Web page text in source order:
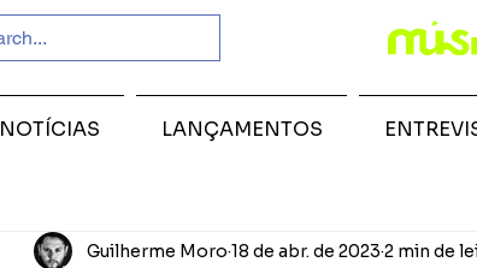
Guilherme Moro 18 de abr. de 2023 2 min de
NOTÍCIAS LANÇAMENTOS